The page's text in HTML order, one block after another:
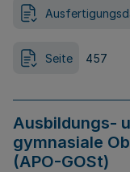
Seite 457
Ausbildungs-
gymnasiale
(APO-GOSt)